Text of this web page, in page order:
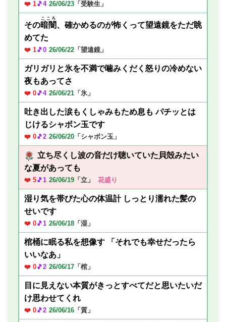
❤️ 1🎵4 26/06/23 「受験生」
その暗闇
こころ
、確かめるのが怖くって望遠鏡をただ眺
めてた
❤️ 1🎵0 26/06/22 「望遠鏡」
ガリガリと氷を不満で噛みくだく怒りの冷めない
夜もあってさ
❤️ 0🎵4 26/06/21 「氷」
吐き出した涙もくしゃみもため息も パチッとは
じけるシャボン玉です
❤️ 0🎵2 26/06/20 「シャボン玉」
立ち尽くし波の音だけ聴いていた貝殻みたい
な夏があっても
❤️ 5🎵1 26/06/19 「立」 花盛り
湿り気を帯びた心の体温計 しっとり濡れた髪の
せいです
❤️ 0🎵1 26/06/18 「湿」
棺桶に眠る私を想像す 「それでも幸せだったら
いいなあ」
❤️ 0🎵2 26/06/17 「棺」
目に見えない本質がきっとすべてだと思いたいだ
け思わせてくれ
❤️ 0🎵2 26/06/16 「質」